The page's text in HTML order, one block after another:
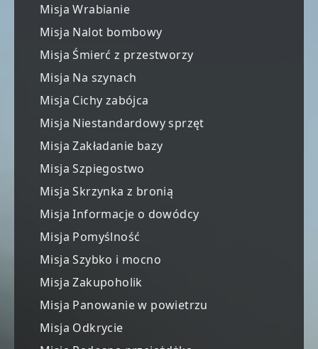
Misja Wrabianie
Misja Nalot bombowy
Misja Śmierć z przestworzy
Misja Na szynach
Misja Cichy zabójca
Misja Niestandardowy sprzęt
Misja Zakładanie bazy
Misja Szpiegostwo
Misja Skrzynka z bronią
Misja Informacje o dowódcy
Misja Pomyślność
Misja Szybko i mocno
Misja Zakupoholik
Misja Panowanie w powietrzu
Misja Odkrycie